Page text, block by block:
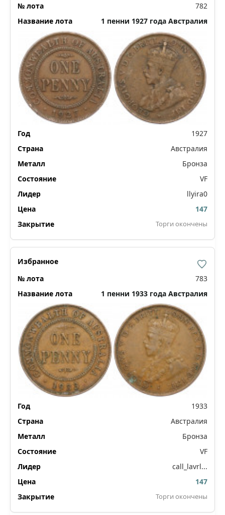
782
1 пенни 1927 года Австралия
1927
Австралия
Бронза
VF
llyira0
147
Торги окончены
783
1 пенни 1933 года Австралия
1933
Австралия
Бронза
VF
call_lavrl...
147
Торги окончены